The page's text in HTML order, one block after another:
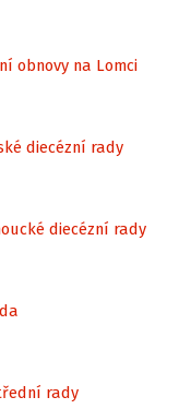
obnovy na Lomci
diecézní rady
diecézní rady
rady